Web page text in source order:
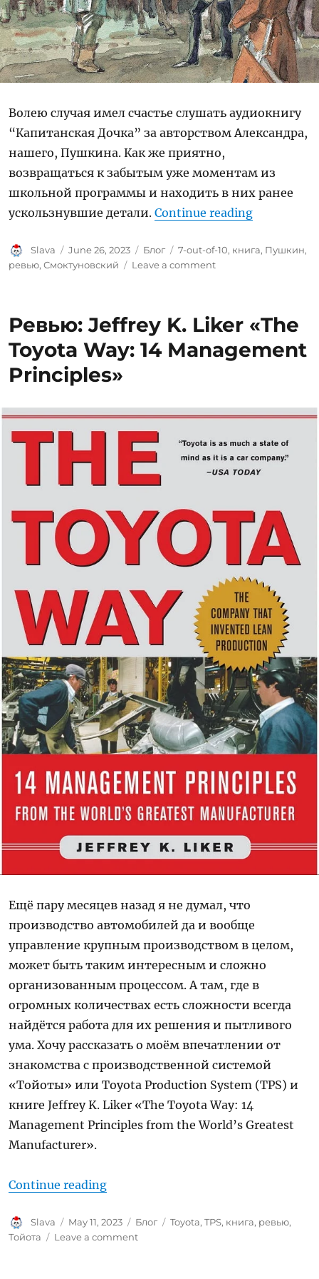
Волею случая имел счастье слушать аудиокнигу
“Капитанская Дочка” за авторством Александра,
нашего, Пушкина. Как же приятно,
возвращаться к забытым уже моментам из
школьной программы и находить в них ранее
ускользнувшие детали.Continue reading“Ревью:
Author
Slava
Posted
on
June 26, 2023 Categories
Блог Tags
7-out-of-10, книга, Пушкин,
ревью,Смоктуновский Leave a commenton
дочка”
Ревью: Jeffrey K. Liker «The
Toyota Way: 14 Management
Principles»
Ещё пару месяцев назад я не думал, что
производство автомобилей да и вообще
управление крупным производством в целом,
может быть таким интересным и сложно
организованным процессом. А там, где в
огромных количествах есть сложности всегда
найдётся работа для их решения и пытливого
ума. Хочу рассказать о моём впечатлении от
знакомства с производственной системой
«Тойоты» или Toyota Production System (TPS) и
книгe Jeffrey K. Liker «The Toyota Way: 14
Management Principles from the World’s Greatest
Manufacturer».
Continue reading“Ревью: Jeffrey K. Liker «The
Author
Slava
Posted
on
May 11, 2023 Categories
Блог Tags
Toyota,TPS, книга, ревью,
Тойота
Leave a commenton